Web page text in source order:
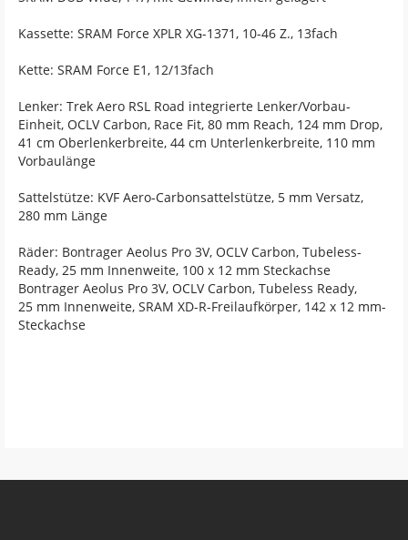
Kassette: SRAM Force XPLR XG-1371, 10-46 Z., 13fach
Kette: SRAM Force E1, 12/13fach
Lenker: Trek Aero RSL Road integrierte Lenker/Vorbau-
Einheit, OCLV Carbon, Race Fit, 80 mm Reach, 124 mm Drop,
41 cm Oberlenkerbreite, 44 cm Unterlenkerbreite, 110 mm
Vorbaulänge
Sattelstütze: KVF Aero-Carbonsattelstütze, 5 mm Versatz,
280 mm Länge
Räder: Bontrager Aeolus Pro 3V, OCLV Carbon, Tubeless-
Ready, 25 mm Innenweite, 100 x 12 mm Steckachse
Bontrager Aeolus Pro 3V, OCLV Carbon, Tubeless Ready,
25 mm Innenweite, SRAM XD-R-Freilaufkörper, 142 x 12 mm-
Steckachse